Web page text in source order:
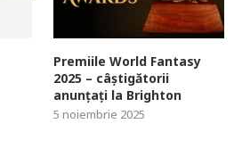
Premiile World Fantasy
2025 – câștigătorii
anunțați la Brighton
5 noiembrie 2025